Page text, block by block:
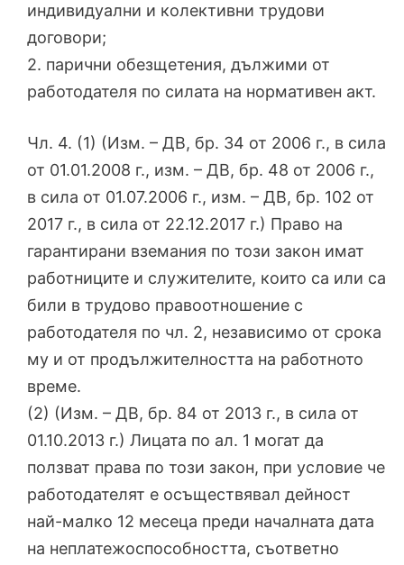
индивидуални и колективни трудови
договори;
2. парични обезщетения, дължими от
работодателя по силата на нормативен акт.
Чл. 4. (1) (Изм. – ДВ, бр. 34 от 2006 г., в сила
от 01.01.2008 г., изм. – ДВ, бр. 48 от 2006 г.,
в сила от 01.07.2006 г., изм. – ДВ, бр. 102 от
2017 г., в сила от 22.12.2017 г.) Право на
гарантирани вземания по този закон имат
работниците и служителите, които са или са
били в трудово правоотношение с
работодателя по чл. 2, независимо от срока
му и от продължителността на работното
време.
(2) (Изм. – ДВ, бр. 84 от 2013 г., в сила от
01.10.2013 г.) Лицата по ал. 1 могат да
ползват права по този закон, при условие че
работодателят е осъществявал дейност
най-малко 12 месеца преди началната дата
на неплатежоспособността, съответно